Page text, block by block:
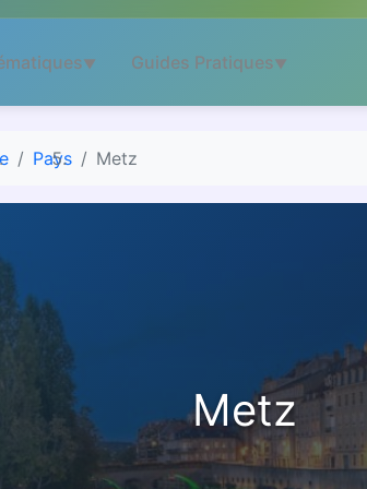
▼ Guides Pratiques ▼
Pays Metz
Metz